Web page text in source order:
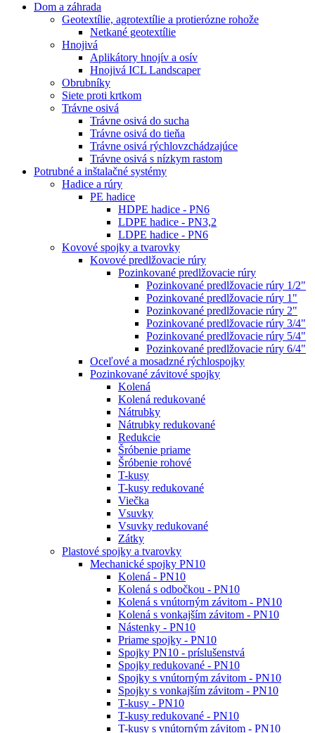
Dom a záhrada
Geotextílie, agrotextílie a protierózne rohože
Netkané geotextílie
Hnojivá
Aplikátory hnojív a osív
Hnojivá ICL Landscaper
Obrubníky
Siete proti krtkom
Trávne osivá
Trávne osivá do sucha
Trávne osivá do tieňa
Trávne osivá rýchlovzchádzajúce
Trávne osivá s nízkym rastom
Potrubné a inštalačné systémy
Hadice a rúry
PE hadice
HDPE hadice - PN6
LDPE hadice - PN3,2
LDPE hadice - PN6
Kovové spojky a tvarovky
Kovové predlžovacie rúry
Pozinkované predlžovacie rúry
Pozinkované predlžovacie rúry 1/2"
Pozinkované predlžovacie rúry 1"
Pozinkované predlžovacie rúry 2"
Pozinkované predlžovacie rúry 3/4"
Pozinkované predlžovacie rúry 5/4"
Pozinkované predlžovacie rúry 6/4"
Oceľové a mosadzné rýchlospojky
Pozinkované závitové spojky
Kolená
Kolená redukované
Nátrubky
Nátrubky redukované
Redukcie
Šróbenie priame
Šróbenie rohové
T-kusy
T-kusy redukované
Viečka
Vsuvky
Vsuvky redukované
Zátky
Plastové spojky a tvarovky
Mechanické spojky PN10
Kolená - PN10
Kolená s odbočkou - PN10
Kolená s vnútorným závitom - PN10
Kolená s vonkajším závitom - PN10
Nástenky - PN10
Priame spojky - PN10
Spojky PN10 - príslušenstvá
Spojky redukované - PN10
Spojky s vnútorným závitom - PN10
Spojky s vonkajším závitom - PN10
T-kusy - PN10
T-kusy redukované - PN10
T-kusy s vnútorným závitom - PN10